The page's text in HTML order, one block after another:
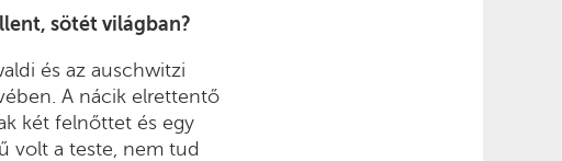
sötét világban?
és az auschwitzi
A nácik elrettentő
két felnőttet és egy
volt a teste, nem tud